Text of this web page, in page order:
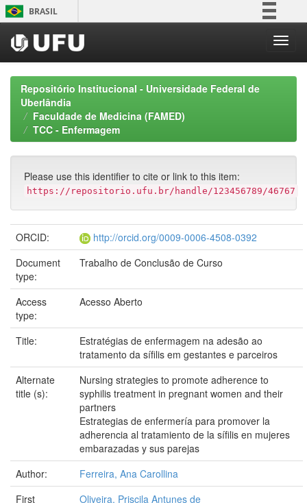
Skip
navigation
BRASIL
Participe
Acesso à informação
Repositório Institucional - Universidade Federal de
Uberlândia
Faculdade de Medicina (FAMED)
TCC - Enfermagem
Please use this identifier to cite or link to this item:
https://repositorio.ufu.br/handle/123456789/46767
ORCID:
http://orcid.org/0009-0006-4508-0392
Document
type:
Trabalho de Conclusão de Curso
Access
type:
Acesso Aberto
Title:
Estratégias de enfermagem na adesão ao
tratamento da sífilis em gestantes e parceiros
Alternate
title (s):
Nursing strategies to promote adherence to
syphilis treatment in pregnant women and their
partners
Estrategias de enfermería para promover la
adherencia al tratamiento de la sífilis en mujeres
embarazadas y sus parejas
Author:
Ferreira, Ana Carollina
First
Oliveira, Priscila Antunes de